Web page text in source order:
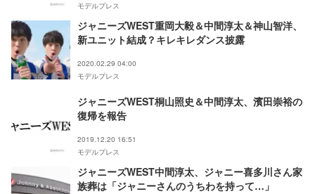
モデルプレス
ジャニーズWEST重岡大毅＆中間淳太＆神山智洋、
新ユニット結成？キレキレダンス披露
2020.02.29 04:00
モデルプレス
ジャニーズWEST桐山照史＆中間淳太、濱田崇裕の
復帰を報告
2019.12.20 16:51
モデルプレス
ジャニーズWEST中間淳太、ジャニー喜多川さん家
族葬は「ジャニーさんのうちわを持って…」